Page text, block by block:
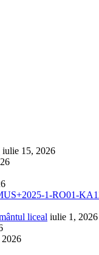
iulie 15, 2026
1-RO01-
liceal iulie 1, 2026